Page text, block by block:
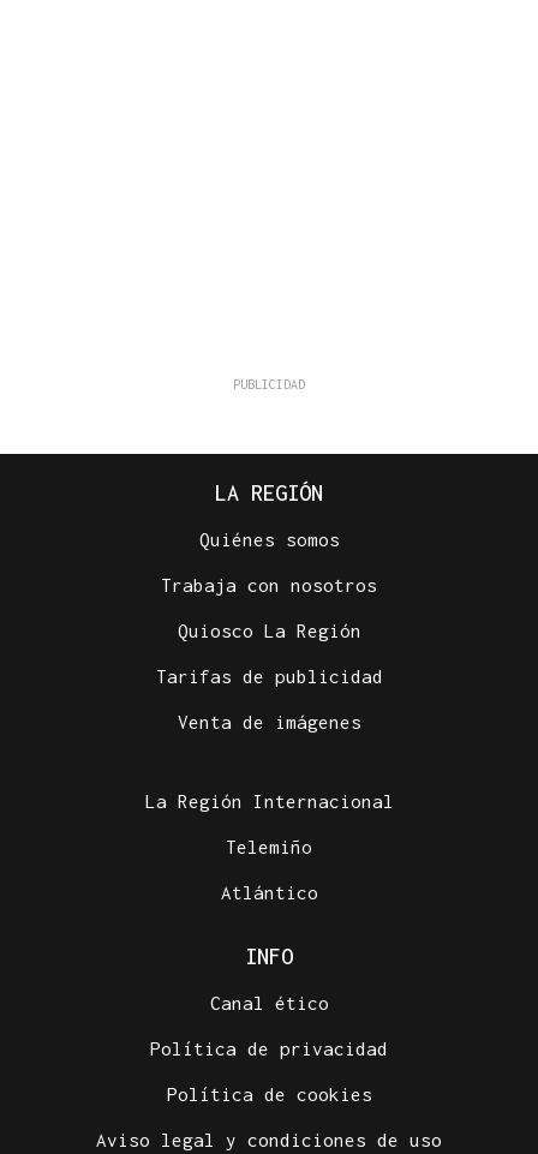
LA REGIÓN
Quiénes somos
Trabaja con nosotros
Quiosco La Región
Tarifas de publicidad
Venta de imágenes
La Región Internacional
Telemiño
Atlántico
INFO
Canal ético
Política de privacidad
Política de cookies
Aviso legal y condiciones de uso